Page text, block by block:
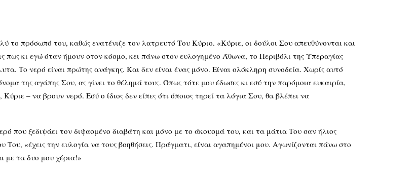
το πρόσωπό του, καθώς ενατένιζε τον λατρευτό Του Κύριο. «Κύριε, οι δούλοι Σου απευθύνονται και
πως κι εγώ όταν ήμουν στον κόσμο, κει πάνω στον ευλογημένο Άθωνα, το Περιβόλι της Υπεραγίας
Το νερό είναι πρώτης ανάγκης. Και δεν είναι ένας μόνο. Είναι ολόκληρη συνοδεία. Χωρίς αυτό
της αγάπης Σου, ας γίνει το θέλημά τους. Όπως τότε μου έδωσες κι εσύ την παρόμοια ευκαιρία,
– να βρουν νερό. Εσύ ο ίδιος δεν είπες ότι όποιος τηρεί τα λόγια Σου, θα βλέπει να
που ξεδιψάει τον διψασμένο διαβάτη και μόνο με το άκουσμά του, και τα μάτια Του σαν ήλιος
«έχεις την ευλογία να τους βοηθήσεις. Πράγματι, είναι αγαπημένοι μου. Αγωνίζονται πάνω στο
με τα δυο μου χέρια!»